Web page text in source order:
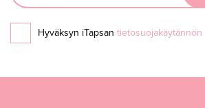
Hyväksyn iTapsan tietosuojakäytännön